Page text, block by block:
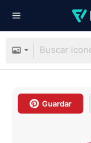
Guardar